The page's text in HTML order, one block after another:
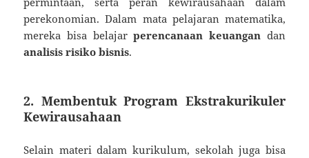
perekonomian. Dalam mata pelajaran matematika,
mereka bisa belajarperencanaan keuangan dan
analisis risiko bisnis.
2. Membentuk Program Ekstrakurikuler
Kewirausahaan
Selain materi dalam kurikulum, sekolah juga bisa